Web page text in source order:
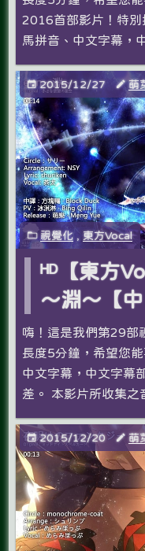
2016首部影片！特別
馬拼音、中文字幕，
2015/12/27 萌
視覺化 東方Vocal
ᴴᴰ【東方
～淵～【中
嗨！這是我們第29部
長度5分鐘，希望您
中文字幕，中文字幕
差。 本影片所收集
2015/12/20 萌